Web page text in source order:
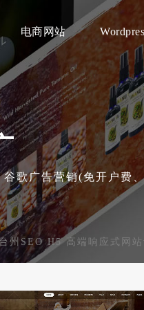
电商网站
歌广告营销(免开户费
州SEO H5 高端响应式网